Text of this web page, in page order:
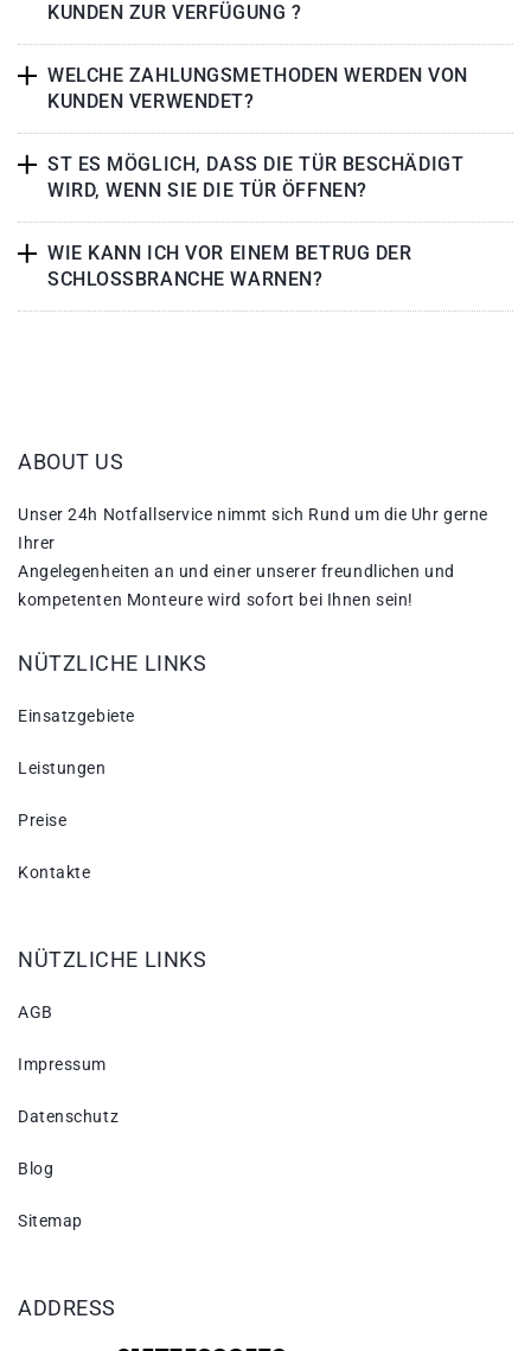
KUNDEN ZUR VERFÜGUNG ?
WELCHE ZAHLUNGSMETHODEN WERDEN VON
KUNDEN VERWENDET?
ST ES MÖGLICH, DASS DIE TÜR BESCHÄDIGT
WIRD, WENN SIE DIE TÜR ÖFFNEN?
WIE KANN ICH VOR EINEM BETRUG DER
SCHLOSSBRANCHE WARNEN?
ABOUT US
Unser 24h Notfallservice nimmt sich Rund um die Uhr gerne
Ihrer
Angelegenheiten an und einer unserer freundlichen und
kompetenten Monteure wird sofort bei Ihnen sein!
NÜTZLICHE LINKS
Einsatzgebiete
Leistungen
Preise
Kontakte
NÜTZLICHE LINKS
AGB
Impressum
Datenschutz
Blog
Sitemap
ADDRESS